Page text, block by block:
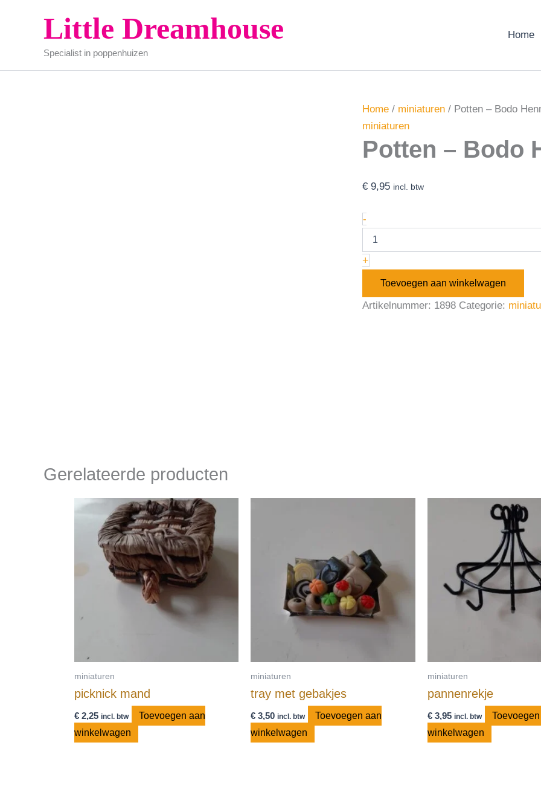
Little Dreamhouse
Specialist in poppenhuizen
Home
Home / miniaturen / Potten – Bodo
miniaturen
Potten – Bodo
€ 9,95 incl. btw
-
+
Toevoegen aan winkelwagen
Artikelnummer: 1898 Categorie:
Gerelateerde producten
miniaturen
picknick mand
€ 2,25 incl. btw
Toevoegen aan
winkelwagen
miniaturen
tray met gebakjes
€ 3,50 incl. btw
Toevoegen aan
winkelwagen
miniaturen
pannenrekje
€3,95 incl. btw
winkelwagen